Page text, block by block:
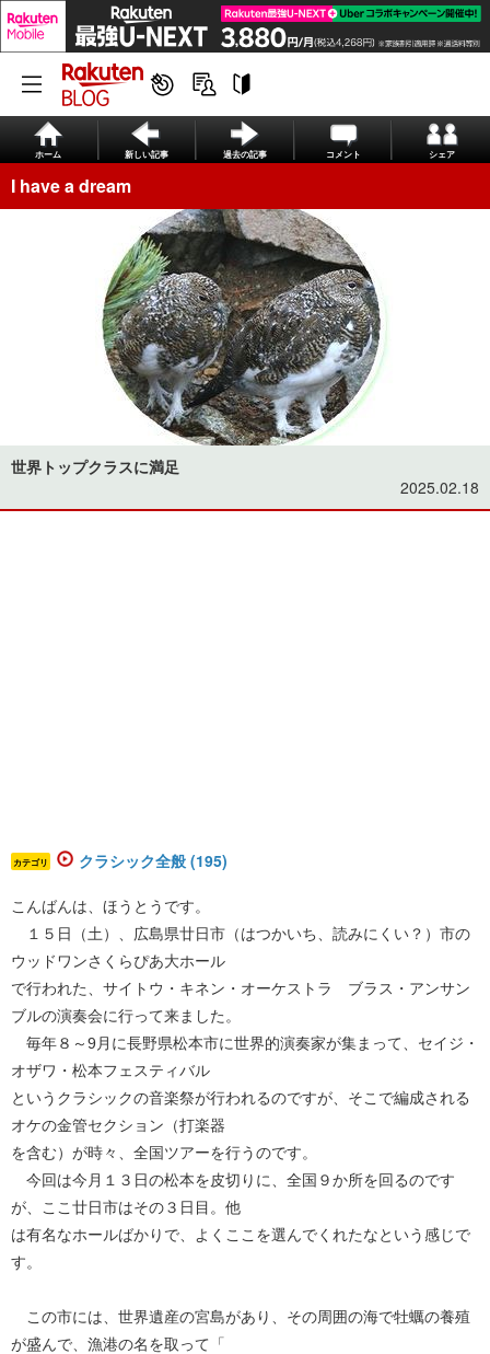
ホーム 新しい記事 過去の記事 コメント シェア
I have a dream
世界トップクラスに満足
2025.02.18
カテゴリ クラシック全般 (195)
こんばんは、ほうとうです。
１５日（土）、広島県廿日市（はつかいち、読みにくい？）市の
ウッドワンさくらぴあ大ホール
で行われた、サイトウ・キネン・オーケストラ ブラス・アンサン
ブルの演奏会に行って来ました。
毎年８～9月に長野県松本市に世界的演奏家が集まって、セイジ・
オザワ・松本フェスティバル
というクラシックの音楽祭が行われるのですが、そこで編成される
オケの金管セクション（打楽器
を含む）が時々、全国ツアーを行うのです。
今回は今月１３日の松本を皮切りに、全国９か所を回るのです
が、ここ廿日市はその３日目。他
は有名なホールばかりで、よくここを選んでくれたなという感じで
す。
この市には、世界遺産の宮島があり、その周囲の海で牡蠣の養殖
が盛んで、漁港の名を取って「